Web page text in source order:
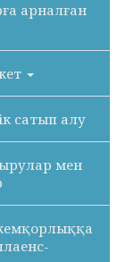
арналған
сатып алу
мен